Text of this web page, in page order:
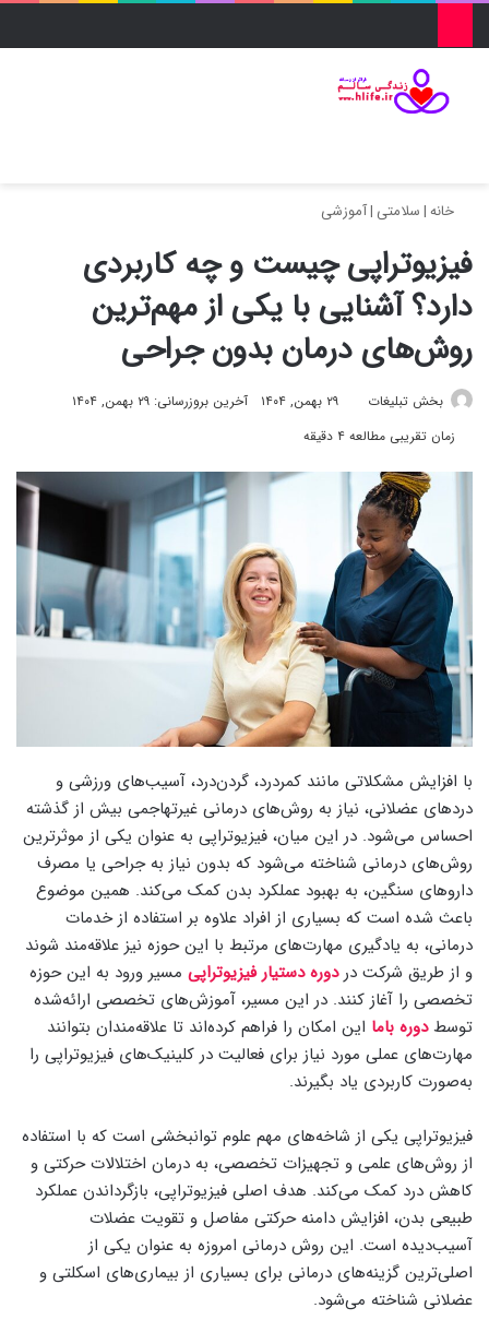
خانه|سلامتی |آموزشی
فیزیوتراپی چیست و چه کاربردی
دارد؟ آشنایی با یکی از مهم‌ترین
روش‌های درمان بدون جراحی
بخش تبلیغات ۲۹ بهمن, ۱۴۰۴
آخرین بروزرسانی: ۲۹ بهمن, ۱۴۰۴
زمان تقریبی مطالعه ۴ دقیقه
با افزایش مشکلاتی مانند کمردرد، گردن‌درد، آسیب‌های ورزشی و
دردهای عضلانی، نیاز به روش‌های درمانی غیرتهاجمی بیش از گذشته
احساس می‌شود. در این میان، فیزیوتراپی به عنوان یکی از موثرترین
روش‌های درمانی شناخته می‌شود که بدون نیاز به جراحی یا مصرف
داروهای سنگین، به بهبود عملکرد بدن کمک می‌کند. همین موضوع
باعث شده است که بسیاری از افراد علاوه بر استفاده از خدمات
درمانی، به یادگیری مهارت‌های مرتبط با این حوزه نیز علاقه‌مند شوند
و از طریق شرکت دردوره دستیار فیزیوتراپی مسیر ورود به این حوزه
تخصصی را آغاز کنند. در این مسیر، آموزش‌های تخصصی ارائه‌شده
توسطدوره باما این امکان را فراهم کرده‌اند تا علاقه‌مندان بتوانند
مهارت‌های عملی مورد نیاز برای فعالیت در کلینیک‌های فیزیوتراپی را
به‌صورت کاربردی یاد بگیرند.
فیزیوتراپی یکی از شاخه‌های مهم علوم توانبخشی است که با استفاده
از روش‌های علمی و تجهیزات تخصصی، به درمان اختلالات حرکتی و
کاهش درد کمک می‌کند. هدف اصلی فیزیوتراپی، بازگرداندن عملکرد
طبیعی بدن، افزایش دامنه حرکتی مفاصل و تقویت عضلات
آسیب‌دیده است. این روش درمانی امروزه به عنوان یکی از
اصلی‌ترین گزینه‌های درمانی برای بسیاری از بیماری‌های اسکلتی و
عضلانی شناخته می‌شود.